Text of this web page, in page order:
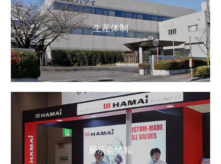
生産体制
展示会情報